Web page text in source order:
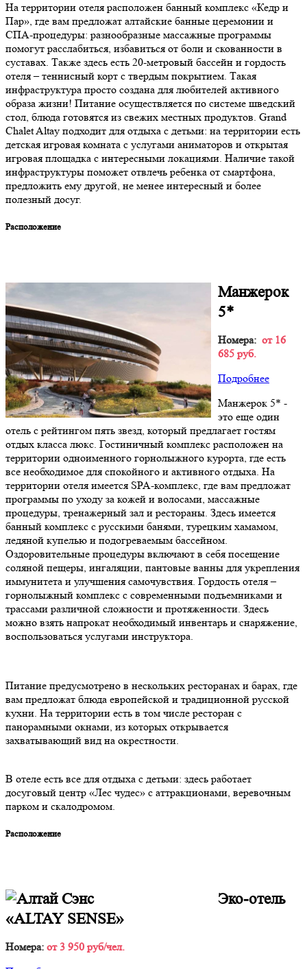
На территории отеля расположен банный комплекс «Кедр и
Пар», где вам предложат алтайские банные церемонии и
СПА-процедуры: разнообразные массажные программы
помогут расслабиться, избавиться от боли и скованности в
суставах. Также здесь есть 20-метровый бассейн и гордость
отеля – теннисный корт с твердым покрытием. Такая
инфраструктура просто создана для любителей активного
образа жизни! Питание осуществляется по системе шведский
стол, блюда готовятся из свежих местных продуктов. Grand
Chalet Altay подходит для отдыха с детьми: на территории есть
детская игровая комната с услугами аниматоров и открытая
игровая площадка с интересными локациями. Наличие такой
инфраструктуры поможет отвлечь ребенка от смартфона,
предложить ему другой, не менее интересный и более
полезный досуг.
Расположение
Манжерок
5*
Номера: от 16
685 руб.
Подробнее
Манжерок 5* -
это еще один
отель с рейтингом пять звезд, который предлагает гостям
отдых класса люкс. Гостиничный комплекс расположен на
территории одноименного горнолыжного курорта, где есть
все необходимое для спокойного и активного отдыха. На
территории отеля имеется SPA-комплекс, где вам предложат
программы по уходу за кожей и волосами, массажные
процедуры, тренажерный зал и рестораны. Здесь имеется
банный комплекс с русскими банями, турецким хамамом,
ледяной купелью и подогреваемым бассейном.
Оздоровительные процедуры включают в себя посещение
соляной пещеры, ингаляции, пантовые ванны для укрепления
иммунитета и улучшения самочувствия. Гордость отеля –
горнолыжный комплекс с современными подъемниками и
трассами различной сложности и протяженности. Здесь
можно взять напрокат необходимый инвентарь и снаряжение,
воспользоваться услугами инструктора.
Питание предусмотрено в нескольких ресторанах и барах, где
вам предложат блюда европейской и традиционной русской
кухни. На территории есть в том числе ресторан с
панорамными окнами, из которых открывается
захватывающий вид на окрестности.
В отеле есть все для отдыха с детьми: здесь работает
досуговый центр «Лес чудес» с аттракционами, веревочным
парком и скалодромом.
Расположение
Эко-отель
«ALTAY SENSE»
Номера: от 3 950 руб/чел.